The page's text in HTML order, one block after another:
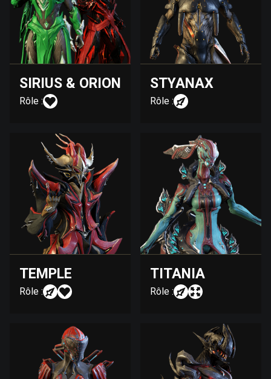
SIRIUS & ORION
Rôle :
STYANAX
Rôle :
TEMPLE
Rôle :
TITANIA
Rôle :